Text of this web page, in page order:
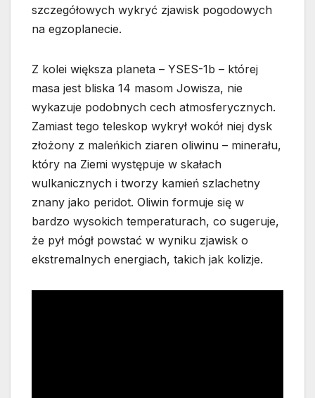
szczegółowych wykryć zjawisk pogodowych
na egzoplanecie.
Z kolei większa planeta – YSES-1b – której
masa jest bliska 14 masom Jowisza, nie
wykazuje podobnych cech atmosferycznych.
Zamiast tego teleskop wykrył wokół niej dysk
złożony z maleńkich ziaren oliwinu – minerału,
który na Ziemi występuje w skałach
wulkanicznych i tworzy kamień szlachetny
znany jako peridot. Oliwin formuje się w
bardzo wysokich temperaturach, co sugeruje,
że pył mógł powstać w wyniku zjawisk o
ekstremalnych energiach, takich jak kolizje.